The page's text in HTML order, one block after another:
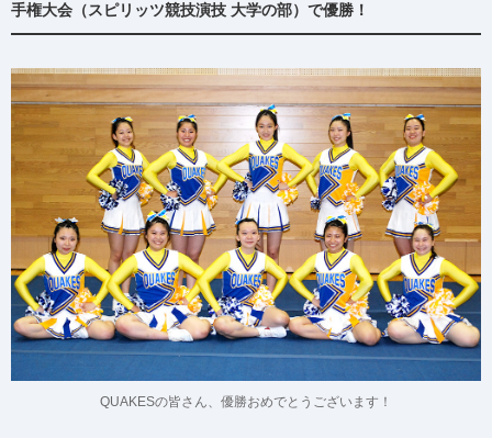
手権大会（スピリッツ競技演技 大学の部）で優勝！
QUAKESの皆さん、優勝おめでとうございます！